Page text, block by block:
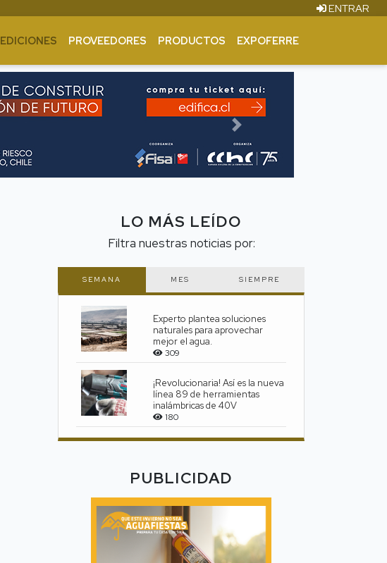
ENTRAR
EDICIONES PROVEEDORES PRODUCTOS EXPOFERRE
Next
LO MÁS LEÍDO
Filtra nuestras noticias por:
SEMANA MES SIEMPRE
Experto plantea soluciones
naturales para aprovechar
mejor el agua.
309
¡Revolucionaria! Así es la nueva
línea 89 de herramientas
inalámbricas de 40V
180
PUBLICIDAD